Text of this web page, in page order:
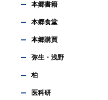
本郷書籍
本郷食堂
本郷購買
弥生・浅野
柏
医科研